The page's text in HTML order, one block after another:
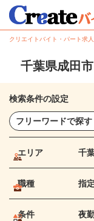
クリエイトバイト・パート求
千葉県成田
検索条件の設定
エリア 千
職種 指
条件 夜